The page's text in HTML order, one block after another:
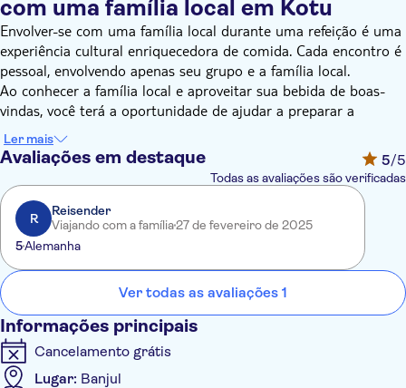
com uma família local em Kotu
Envolver-se com uma família local durante uma refeição é uma
experiência cultural enriquecedora de comida. Cada encontro é
pessoal, envolvendo apenas seu grupo e a família local.
Ao conhecer a família local e aproveitar sua bebida de boas-
vindas, você terá a oportunidade de ajudar a preparar a
refeição. Ou, se preferir, você pode simplesmente observar,
anotar e capturar memórias por meio de fotografias. Apenas
relaxe e saboreie o momento.
Todas as famílias locais falam pelo menos inglês básico, o que
lhe dá a chance de conversar e ganhar insights sobre a vida
diária em seu país. Sinta-se à vontade para discutir qualquer
coisa sobre a qual você esteja curioso com sua família anfitriã,
incluindo compartilhar aspectos de sua própria cultura e terra
natal. A maioria das famílias locais está genuinamente
interessada em aprender sobre diversas culturas.
Sua participação no Travel for a Cause é 100% garantida. A
experiência é certificada pela World Fair Trade Organization e
Green & Fair.
Ler mais
Avaliações em destaque 5/5
Todas as avaliações são verificadas
R
Reisender
Viajando com a família27 de fevereiro de 2025
5Alemanha
Ver todas as avaliações 1
Informações principais
Cancelamento grátis
Lugar: Banjul